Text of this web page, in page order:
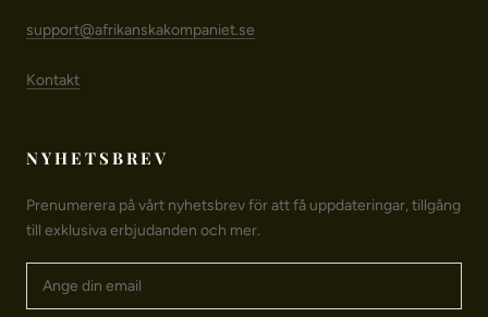
support@afrikanskakompaniet.se
Kontakt
NYHETSBREV
Prenumerera på vårt nyhetsbrev för att få uppdateringar, tillgång
till exklusiva erbjudanden och mer.